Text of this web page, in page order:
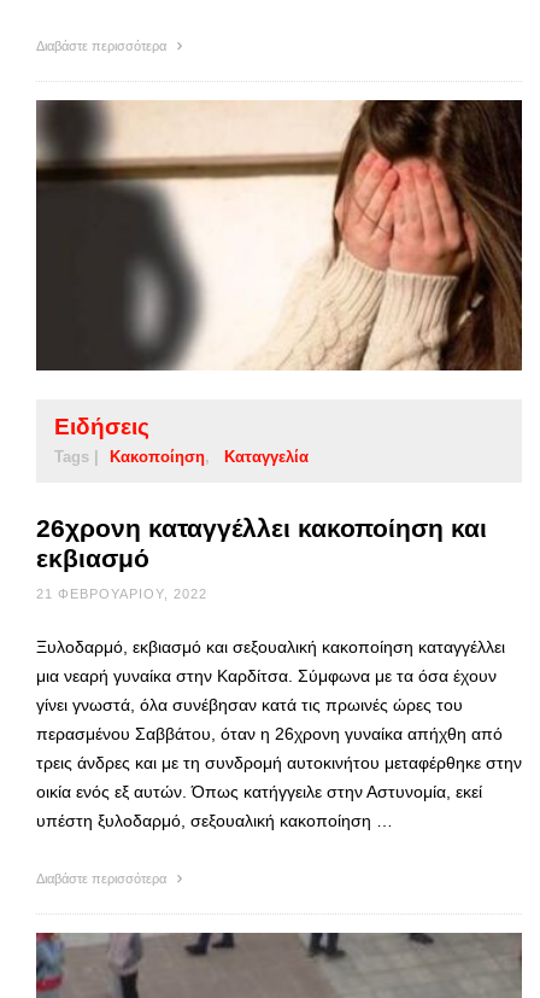
Διαβάστε περισσότερα
Ειδήσεις
Tags | Κακοποίηση Καταγγελία
26χρονη καταγγέλλει κακοποίηση και
εκβιασμό
21 ΦΕΒΡΟΥΑΡΊΟΥ, 2022
Ξυλοδαρμό, εκβιασμό και σεξουαλική κακοποίηση καταγγέλλει
μια νεαρή γυναίκα στην Καρδίτσα. Σύμφωνα με τα όσα έχουν
γίνει γνωστά, όλα συνέβησαν κατά τις πρωινές ώρες του
περασμένου Σαββάτου, όταν η 26χρονη γυναίκα απήχθη από
τρεις άνδρες και με τη συνδρομή αυτοκινήτου μεταφέρθηκε στην
οικία ενός εξ αυτών. Όπως κατήγγειλε στην Αστυνομία, εκεί
υπέστη ξυλοδαρμό, σεξουαλική κακοποίηση …
Διαβάστε περισσότερα